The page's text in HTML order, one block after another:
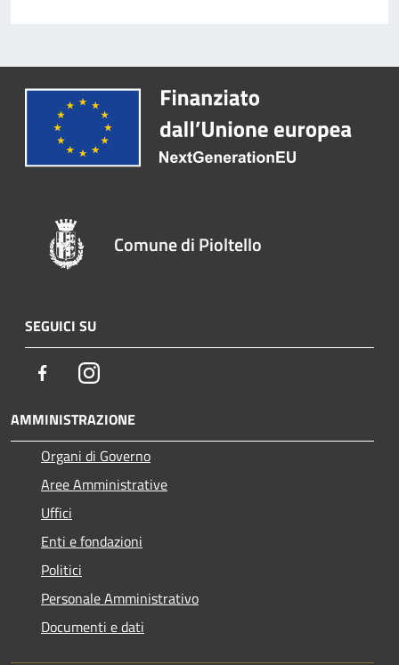
Comune di Pioltello
SEGUICI SU
FacebookInstagram
AMMINISTRAZIONE
Organi di Governo
Aree Amministrative
Uffici
Enti e fondazioni
Politici
Personale Amministrativo
Documenti e dati